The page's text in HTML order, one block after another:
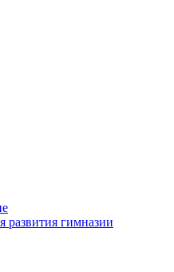
развития гимназии